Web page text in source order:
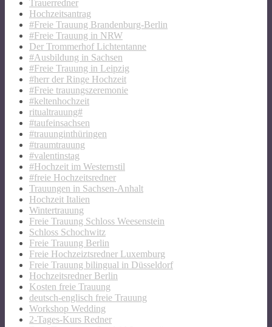
Trauerredner
Hochzeitsantrag
#Freie Trauung Brandenburg-Berlin
#Freie Trauung in NRW
Der Trommerhof Lichtentanne
#Ausbildung in Sachsen
#Freie Trauung in Leipzig
#herr der Ringe Hochzeit
#Freie trauungszeremonie
#keltenhochzeit
ritualtrauung#
#taufeinsachsen
#trauunginthüringen
#traumtrauung
#valentinstag
#Hochzeit im Westernstil
#freie Hochzeitsredner
Trauungen in Sachsen-Anhalt
Hochzeit Italien
Wintertrauung
Freie Trauung Schloss Weesenstein
Schloss Schochwitz
Freie Trauung Berlin
Freie Hochzeiztsredner Luxemburg
Freie Trauung bilingual in Düsseldorf
Hochzeitsredner Berlin
Kosten freie Trauung
deutsch-englisch freie Trauung
Workshop Wedding
2-Tages-Kurs Redner